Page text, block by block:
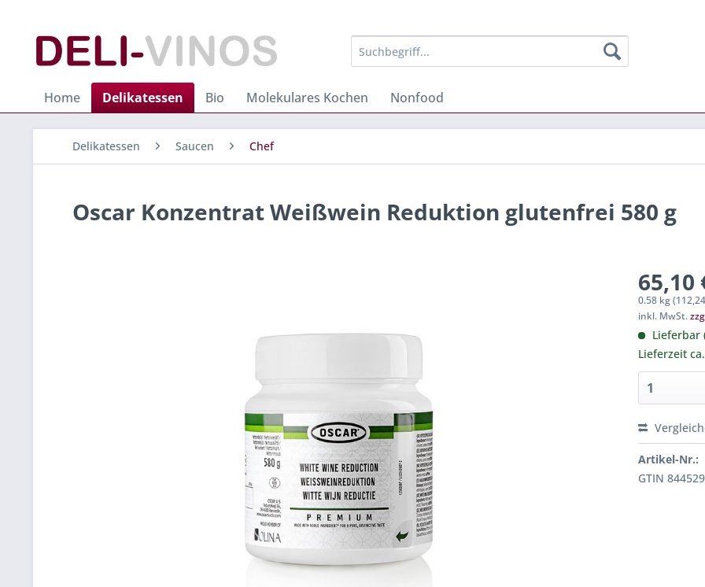
Home Delikatessen Bio Molekulares Kochen Nonfood
Delikatessen Saucen Chef
Oscar Konzentrat Weißwein Reduktion glutenfrei 580 g
65,10
0.58 kg
inkl. MwSt.
Lieferbar
Lieferzeit
Artikel-Nr.:
GTIN